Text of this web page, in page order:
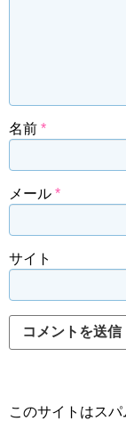
名前 *
メール *
サイト
このサイトはス